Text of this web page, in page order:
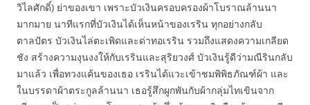
วิไลศักดิ์) ย่าของเขา เพราะบัวเงินครอบครองผ้าโบราณล้านนา
มากมาย นาทีแรกที่บัวเงินได้เห็นหน้าของเรริน ทุกอย่างกลับ
ตาลปัตร บัวเงินไล่ตะเพิดและด่าทอเรริน รวมถึงแสดงความเกลียด
ชัง สร้างความงุนงงให้กับเรรินและสุริยวงศ์ บัวเงินรู้ดีว่ามณีรินกลับ
มาแล้ว เพื่อทวงแค้นของเธอ เรรินได้แวะเข้าชมพิพิธภัณฑ์ผ้า และ
ในบรรดาผ้าตระกูลล้านนา เธอรู้สึกผูกพันกับผ้ากลุ่มไทเขินจาก